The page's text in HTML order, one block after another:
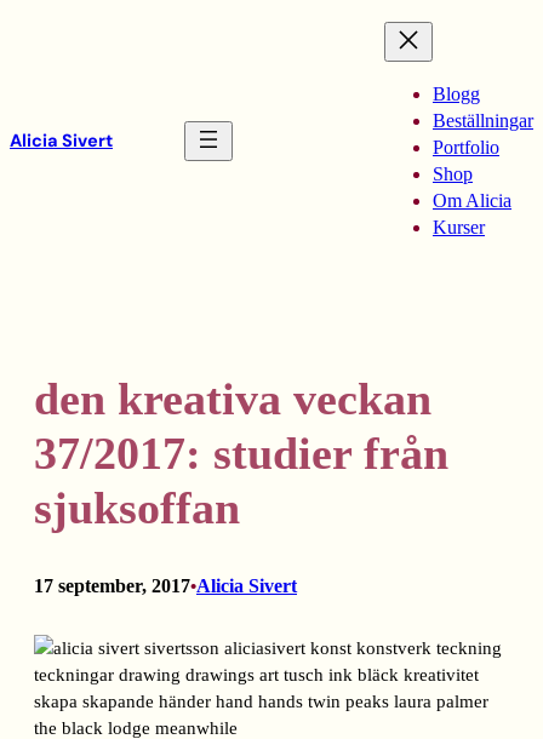
Alicia Sivert
Blogg
Beställningar
Portfolio
Shop
Om Alicia
Kurser
den kreativa veckan
37/2017: studier från
sjuksoffan
17 september, 2017•Alicia Sivert